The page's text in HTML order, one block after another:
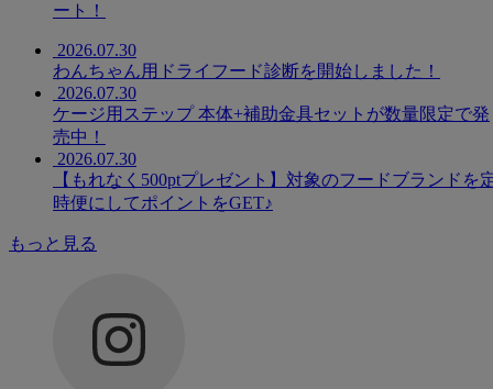
ート！
2026.07.30
わんちゃん用ドライフード診断を開始しました！
2026.07.30
ケージ用ステップ 本体+補助金具セットが数量限定で発
売中！
2026.07.30
【もれなく500ptプレゼント】対象のフードブランドを
時便にしてポイントをGET♪
もっと見る